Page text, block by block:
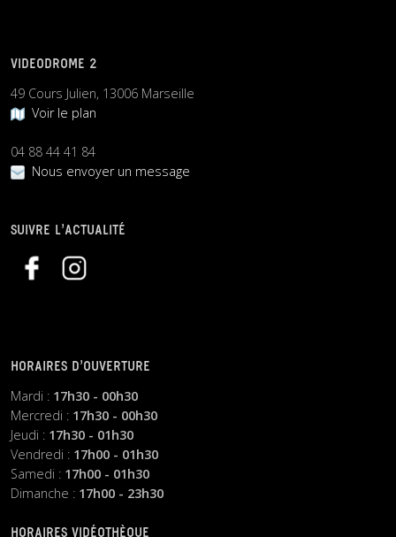
VIDEODROME 2
49 Cours Julien, 13006 Marseille
Voir le plan
04 88 44 41 84
Nous envoyer un message
SUIVRE L’ACTUALITÉ
HORAIRES D’OUVERTURE
Mardi : 17h30 - 00h30
Mercredi : 17h30 - 00h30
Jeudi : 17h30 - 01h30
Vendredi : 17h00 - 01h30
Samedi : 17h00 - 01h30
Dimanche : 17h00 - 23h30
HORAIRES VIDÉOTHÈQUE